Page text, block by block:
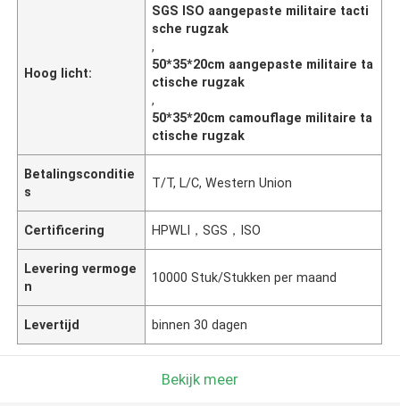
Hoog licht:
SGS ISO aangepaste militaire tacti
sche rugzak
,
50*35*20cm aangepaste militaire ta
ctische rugzak
,
50*35*20cm camouflage militaire ta
ctische rugzak
Betalingsconditie
s
T/T, L/C, Western Union
Certificering HPWLI，SGS，ISO
Levering vermoge
n
10000 Stuk/Stukken per maand
Levertijd binnen 30 dagen
Bekijk meer